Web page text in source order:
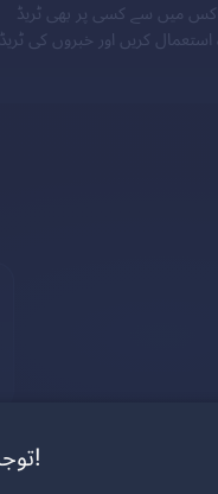
اسٹاکس میں سے کسی پر بھی ٹریڈ
استعمال کریں اور خبروں کی ٹریڈ
توجہ!